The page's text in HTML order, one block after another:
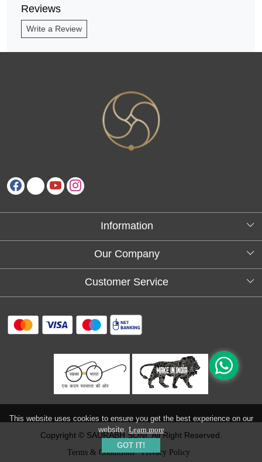
This website uses cookies to ensure you get the best experience on our
website. Learn more
GOT IT!
Reviews
Write a Review
Information
About Us
Our Company
Testimonials
Customer Service
FAQs
Return and refund policy
Refund & Cancellation
Track Order
Copyright © SAURABH SONI. All Right Reserved.
Terms & Conditions Privacy Policy